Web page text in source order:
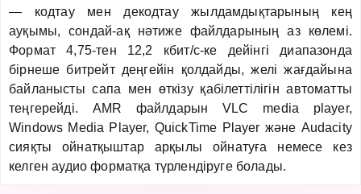
— кодтау мен декодтау жылдамдықтарының кең
ауқымы, сондай-ақ нәтиже файлдарының аз көлемі.
Формат 4,75-тен 12,2 кбит/с-ке дейінгі диапазонда
бірнеше битрейт деңгейін қолдайды, желі жағдайына
байланысты сапа мен өткізу қабілеттілігін автоматты
теңгерейді. AMR файлдарын VLC media player,
Windows Media Player, QuickTime Player және Audacity
сияқты ойнатқыштар арқылы ойнатуға немесе кез
келген аудио форматқа түрлендіруге болады.